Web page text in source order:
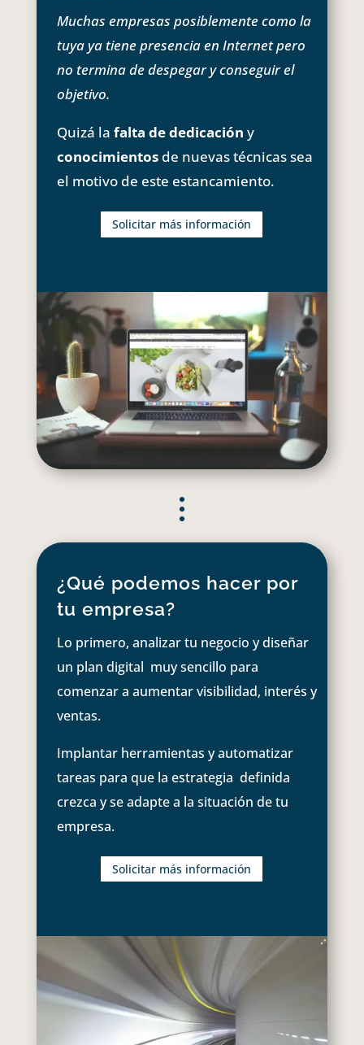
Muchas empresas posiblemente como la
tuya ya tiene presencia en Internet pero
no termina de despegar y conseguir el
objetivo.
Quizá la falta de dedicación y
conocimientosde nuevas técnicas sea
el motivo de este estancamiento.
Solicitar más información
¿Qué podemos hacer por
tu empresa?
Lo primero, analizar tu negocio y diseñar
un plan digital muy sencillo para
comenzar a aumentar visibilidad, interés y
ventas.
Implantar herramientas y automatizar
tareas para que la estrategia definida
crezca y se adapte a la situación de tu
empresa.
Solicitar más información